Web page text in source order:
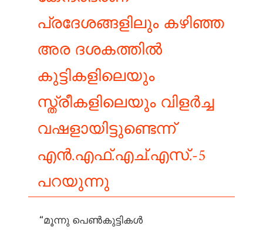
പ്രദേശങ്ങളിലും കഴിഞ്ഞ
അര ദശകത്തില്‍
കുട്ടികളിലെയും
സ്ത്രീകളിലെയും വിളര്‍ച്ച
വഷളായിട്ടുണ്ടെന്ന്
എന്‍.എഫ്.എച്.എസ്.-5
പറയുന്നു
“മൂന്നു പെണ്‍കുട്ടികള്‍